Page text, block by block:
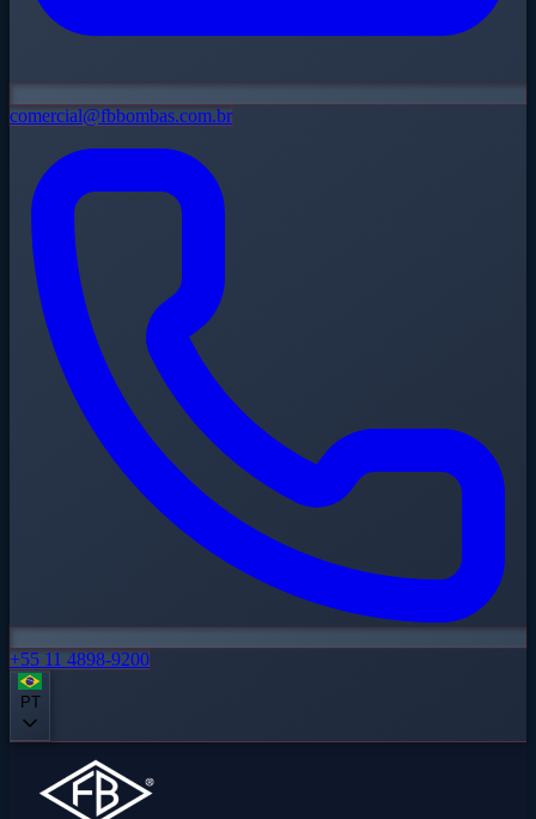
comercial@fbbombas.com.br
+55 11 4898-9200
PT